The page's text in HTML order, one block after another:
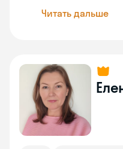
Читать дальше